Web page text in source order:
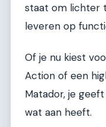
staat om lichter
leveren op
Of je nu kiest
Action of een
Matador, je
wat aan heeft.